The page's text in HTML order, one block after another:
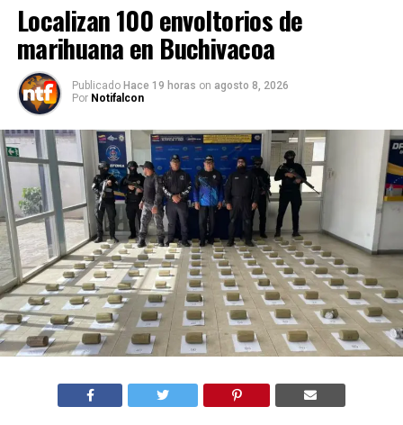
Localizan 100 envoltorios de
marihuana en Buchivacoa
Publicado Hace 19 horas on agosto 8, 2026
Por Notifalcon